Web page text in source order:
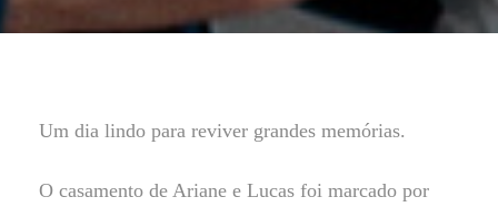
Um dia lindo para reviver grandes memórias.
O casamento de Ariane e Lucas foi marcado por